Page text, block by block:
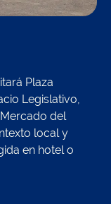
Plaza
Legislativo,
del
local y
en hotel o